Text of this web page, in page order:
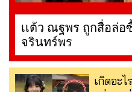
เเต้ว ณฐพร ถูกสื่อล่อ
จรินทร์พร
เกิดอะ